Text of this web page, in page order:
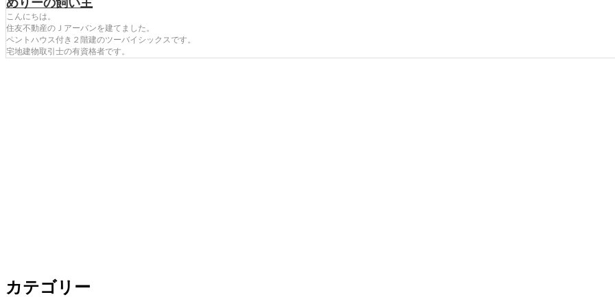
こんにちは。
住友不動産のＪアーバンを建てました。
ペントハウス付き２階建のツーバイシックスです。
宅地建物取引士の有資格者です。
カテゴリー